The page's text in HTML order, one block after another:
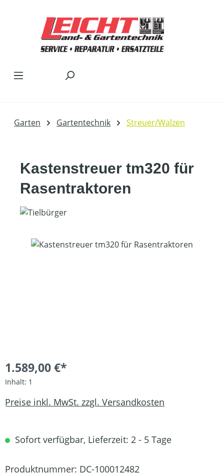
Garten Gartentechnik Streuer/Walzen
Kastenstreuer tm320 für
Rasentraktoren
Bildergalerie überspringen
1.589,00 €*
Inhalt: 1
Preise inkl. MwSt. zzgl. Versandkosten
Sofort verfügbar, Lieferzeit: 2 - 5 Tage
Produktnummer: DC-100012482